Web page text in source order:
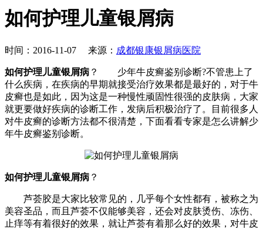
如何护理儿童银屑病
时间：2016-11-07 来源： 成都银康银屑病医院
如何护理儿童银屑病 ？ 少年牛皮癣鉴别诊断?不管患上了
什么疾病，在疾病的早期就接受治疗效果都是最好的，对于牛
皮癣也是如此，因为这是一种慢性顽固性很强的皮肤病，大家
就更要做好疾病的诊断工作，发病后积极治疗了。目前很多人
对牛皮癣的诊断方法都不很清楚，下面看看专家是怎么讲解少
年牛皮癣鉴别诊断。
如何护理儿童银屑病 ？
芦荟胶是大家比较常见的，几乎每个女性都有，被称之为
美容圣品，而且芦荟不仅能够美容，还会对皮肤烫伤、冻伤、
止痒等有着很好的效果，就让芦荟有着那么好的效果，对牛皮